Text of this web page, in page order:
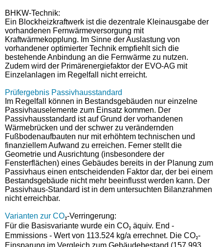
BHKW-Technik:
Ein Blockheizkraftwerk ist die dezentrale Kleinausgabe der
vorhandenen Fernwärmeversorgung mit
Kraftwärmekopplung. Im Sinne der Auslastung von
vorhandener optimierter Technik empfiehlt sich die
bestehende Anbindung an die Fernwärme zu nutzen.
Zudem wird der Primärenergiefaktor der EVO-AG mit
Einzelanlagen im Regelfall nicht erreicht.
Prüfergebnis Passivhausstandard
Im Regelfall können in Bestandsgebäuden nur einzelne
Passivhauselemente zum Einsatz kommen. Der
Passivhausstandard ist auf Grund der vorhandenen
Wärmebrücken und der schwer zu verändernden
Fußbodenaufbauten nur mit erhöhtem technischen und
finanziellem Aufwand zu erreichen. Ferner stellt die
Geometrie und Ausrichtung (insbesondere der
Fensterflächen) eines Gebäudes bereits in der Planung zum
Passivhaus einen entscheidenden Faktor dar, der bei einem
Bestandsgebäude nicht mehr beeinflusst werden kann. Der
Passivhaus-Standard ist in dem untersuchten Bilanzrahmen
nicht erreichbar.
Varianten zur CO₂-Verringerung:
Für die Basisvariante wurde ein CO₂ äquiv. End -
Emmissions - Wert von 113.524 kg/a errechnet. Die CO₂-
Einsparung im Vergleich zum Gebäudebestand (157.993